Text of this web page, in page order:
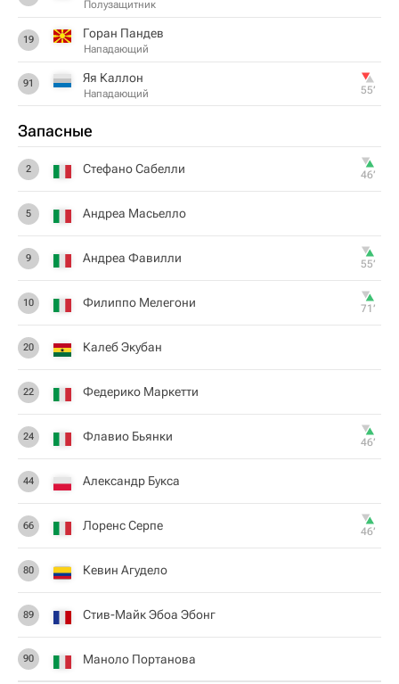
Полузащитник
19 Горан Пандев
Нападающий
91 Яя Каллон
Нападающий 55‎’‎
Запасные
2 Стефано Сабелли 46‎’‎
5 Андреа Масьелло
9 Андреа Фавилли 55‎’‎
10 Филиппо Мелегони 71‎’‎
20 Калеб Экубан
22 Федерико Маркетти
24 Флавио Бьянки 46‎’‎
44 Александр Букса
66 Лоренс Серпе 46‎’‎
80 Кевин Агудело
89 Стив-Майк Эбоа Эбонг
90 Маноло Портанова